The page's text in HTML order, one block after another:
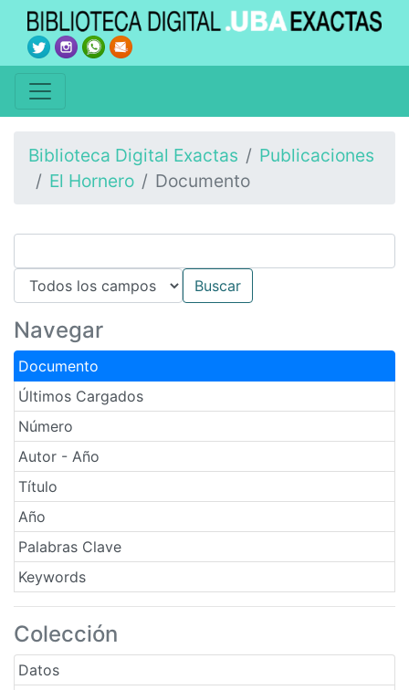
Biblioteca Digital Exactas
Publicaciones
El Hornero
Documento
Navegar
Documento
Últimos Cargados
Número
Autor - Año
Título
Año
Palabras Clave
Keywords
Colección
Datos